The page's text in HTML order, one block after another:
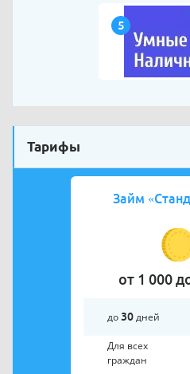
5
Тарифы
Займ
от 1 000
до30дней
Для всех
граждан